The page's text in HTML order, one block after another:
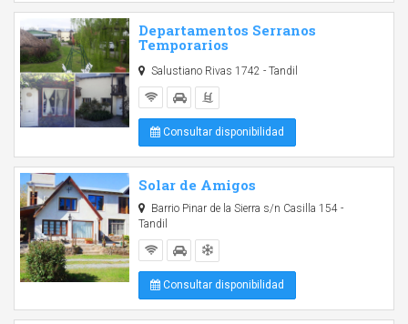
Departamentos Serranos
Temporarios
Salustiano Rivas 1742 - Tandil
Consultar disponibilidad
Solar de Amigos
Barrio Pinar de la Sierra s/n Casilla 154 -
Tandil
Consultar disponibilidad